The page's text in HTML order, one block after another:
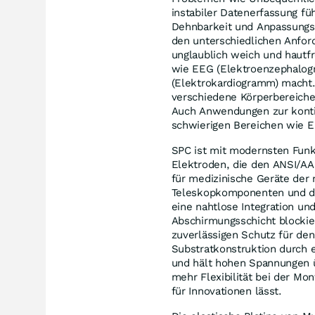
instabiler Datenerfassung
Dehnbarkeit und
den unterschiedlichen
unglaublich weich und
wie EEG
(Elektrokardiogramm)
verschiedene
Auch Anwendungen zur
schwierigen Bereichen wie
SPC ist mit modernsten
Elektroden, die den ANSI/
für medizinische Geräte der
Teleskopkomponenten und
eine nahtlose Integration
Abschirmungsschicht
zuverlässigen Schutz für
Substratkonstruktion durch
und hält hohen
mehr Flexibilität bei der
für Innovationen lässt.